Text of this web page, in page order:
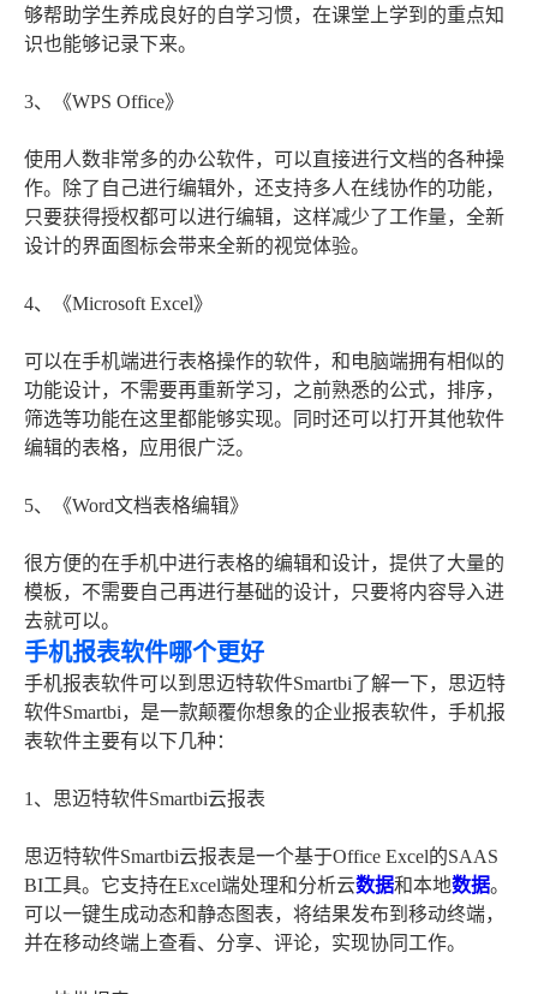
够帮助学生养成良好的自学习惯，在课堂上学到的重点知
识也能够记录下来。
3、《WPS Office》
使用人数非常多的办公软件，可以直接进行文档的各种操
作。除了自己进行编辑外，还支持多人在线协作的功能，
只要获得授权都可以进行编辑，这样减少了工作量，全新
设计的界面图标会带来全新的视觉体验。
4、《Microsoft Excel》
可以在手机端进行表格操作的软件，和电脑端拥有相似的
功能设计，不需要再重新学习，之前熟悉的公式，排序，
筛选等功能在这里都能够实现。同时还可以打开其他软件
编辑的表格，应用很广泛。
5、《Word文档表格编辑》
很方便的在手机中进行表格的编辑和设计，提供了大量的
模板，不需要自己再进行基础的设计，只要将内容导入进
去就可以。
手机报表软件哪个更好
手机报表软件可以到思迈特软件Smartbi了解一下，思迈特
软件Smartbi，是一款颠覆你想象的企业报表软件，手机报
表软件主要有以下几种：
1、思迈特软件Smartbi云报表
思迈特软件Smartbi云报表是一个基于Office Excel的SAAS
BI工具。它支持在Excel端处理和分析云数据和本地数据。
可以一键生成动态和静态图表，将结果发布到移动终端，
并在移动终端上查看、分享、评论，实现协同工作。